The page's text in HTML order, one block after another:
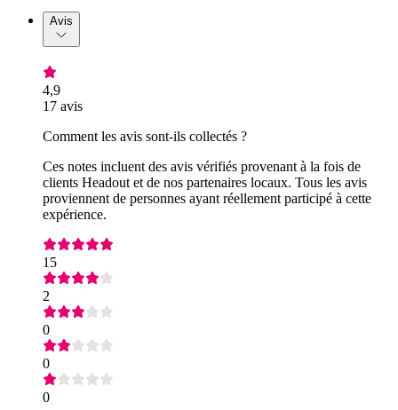
Avis
4,9
17 avis
Comment les avis sont-ils collectés ?
Ces notes incluent des avis vérifiés provenant à la fois de
clients Headout et de nos partenaires locaux. Tous les avis
proviennent de personnes ayant réellement participé à cette
expérience.
15
2
0
0
0